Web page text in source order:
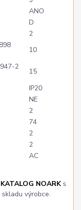
ANO
D
2
10
2
15
IP20
NE
2
74
2
2
AC
KATALOG NOARKs
výrobce.